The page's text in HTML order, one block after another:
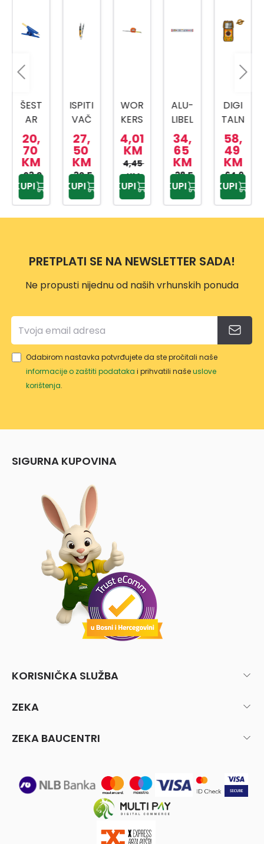
ŠEST
AR
ZA
GRA
ĐEVI
NARE
,
PLAV
I
20,
70
KM
23,0
0 KM
KUPI
ISPITI
VAČ
NAP
ONA
PAN
VOLT
TEST
ER
27,
50
KM
30,5
5 KM
KUPI
WOR
KERS
BEST
ROL
MET
AR
BASI
C 3M
4,01
KM
4,45
KM
KUPI
ALU-
LIBEL
A
WW6
0
34,
65
KM
38,5
0 KM
KUPI
DIGI
TALN
I
MULT
IMET
AR
DM31
0004
58,
49
KM
64,9
9 KM
KUPI
PRETPLATI SE NA NEWSLETTER SADA!
Ne propusti nijednu od naših vrhunskih ponuda
Odabirom nastavka potvrđujete da ste pročitali naše
informacije o zaštiti podataka i prihvatili našeuslove
korištenja.
SIGURNA KUPOVINA
KORISNIČKA SLUŽBA
ZEKA
ZEKA BAUCENTRI